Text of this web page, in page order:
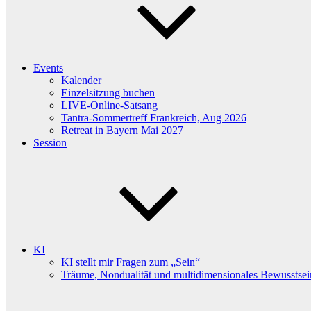
Events
Kalender
Einzelsitzung buchen
LIVE-Online-Satsang
Tantra-Sommertreff Frankreich, Aug 2026
Retreat in Bayern Mai 2027
Session
KI
KI stellt mir Fragen zum „Sein“
Träume, Nondualität und multidimensionales